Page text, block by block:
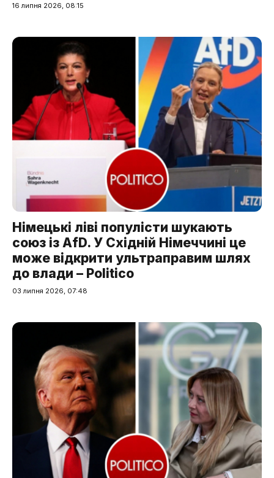
16 липня 2026, 08:15
Німецькі ліві популісти шукають
союз із AfD. У Східній Німеччині це
може відкрити ультраправим шлях
до влади – Politico
03 липня 2026, 07:48